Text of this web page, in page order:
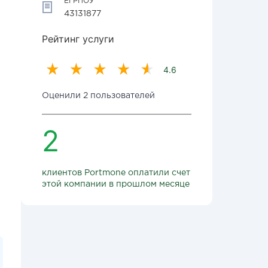
43131877
Рейтинг услуги
4.6
Оценили 2 пользователей
2
клиентов Portmone оплатили счет
этой компании в прошлом месяце